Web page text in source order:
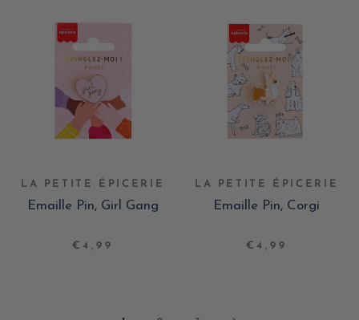
LA PETITE ÉPICERIE
Emaille Pin, Girl Gang
€4,99
LA PETITE ÉPICERIE
Emaille Pin, Corgi
€4,99